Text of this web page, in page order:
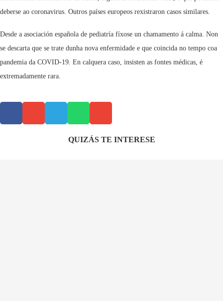
deberse ao coronavirus. Outros países europeos rexistraron casos similares.
Desde a asociación española de pediatría fíxose un chamamento á calma. Non
se descarta que se trate dunha nova enfermidade e que coincida no tempo coa
pandemia da COVID-19. En calquera caso, insisten as fontes médicas, é
extremadamente rara.
QUIZÁS TE INTERESE